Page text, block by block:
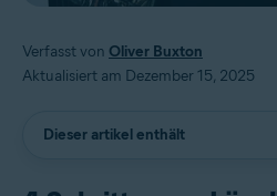
Verfasst von Oliver Buxton
Aktualisiert am Dezember 15, 2025
Dieser artikel enthält